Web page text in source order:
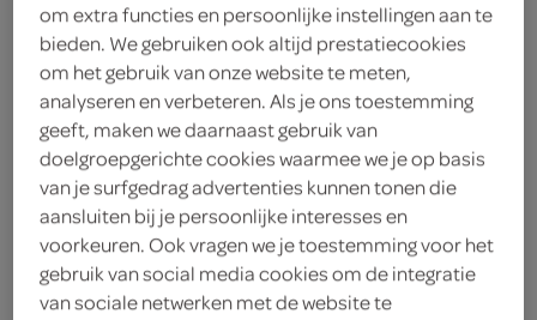
Melkan koffiemelk vol
Melkan
1.
15
188 Milliliter
om extra functies en persoonlijke instellingen aan te
bieden. We gebruiken ook altijd prestatiecookies
om het gebruik van onze website te meten,
analyseren en verbeteren. Als je ons toestemming
geeft, maken we daarnaast gebruik van
doelgroepgerichte cookies waarmee we je op basis
van je surfgedrag advertenties kunnen tonen die
aansluiten bij je persoonlijke interesses en
voorkeuren. Ook vragen we je toestemming voor het
gebruik van social media cookies om de integratie
van sociale netwerken met de website te